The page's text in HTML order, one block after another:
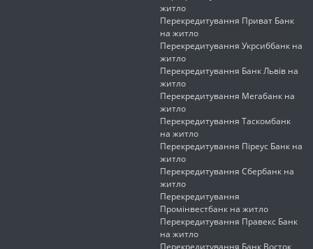
житло
Перекредитування Приват Банк
на житло
Перекредитування Укрсиббанк на
житло
Перекредитування Банк Львів на
житло
Перекредитування Мегабанк на
житло
Перекредитування Таскомбанк
на житло
Перекредитування Піреус Банк на
житло
Перекредитування Сбербанк на
житло
Перекредитування
Промінвестбанк на житло
Перекредитування Правекс Банк
на житло